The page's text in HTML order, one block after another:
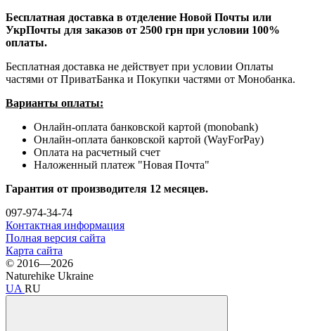
Бесплатная доставка в отделение Новой Почты или
УкрПочты для заказов от 2500 грн при условии 100%
оплаты.
Бесплатная доставка не действует при условии Оплаты
частями от ПриватБанка и Покупки частями от Монобанка.
Варианты оплаты:
Онлайн-оплата банковской картой (monobank)
Онлайн-оплата банковской картой (WayForPay)
Оплата на расчетный счет
Наложенный платеж "Новая Почта"
Гарантия от производителя 12 месяцев.
097-974-34-74
Контактная информация
Полная версия сайта
Карта сайта
© 2016—2026
Naturehike Ukraine
UA RU